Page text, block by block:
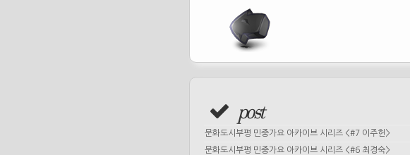
post
문화도시부평 민중가요 아카이브 시리즈 <#7 이주헌>
문화도시부평 민중가요 아카이브 시리즈 <#6 최경숙>